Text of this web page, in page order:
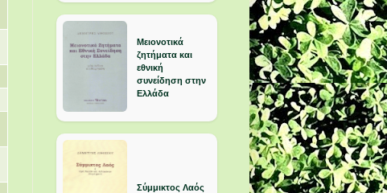
Μειονοτικά
ζητήματα και
εθνική
συνείδηση στην
Ελλάδα
Σύμμικτος Λαός